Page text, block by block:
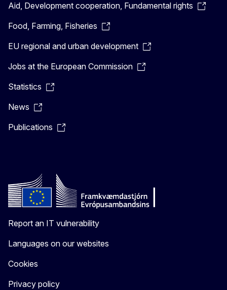
Aid, Development cooperation, Fundamental rights
Food, Farming, Fisheries
EU regional and urban development
Jobs at the European Commission
Statistics
News
Publications
Report an IT vulnerability
Languages on our websites
Cookies
Privacy policy